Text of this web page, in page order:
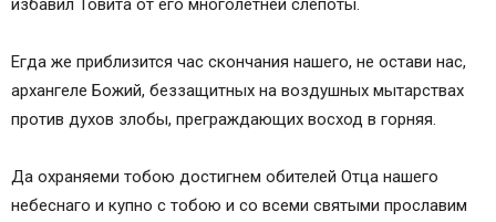
избавил Товита от его многолетней слепоты.
Егда же приблизится час скончания нашего, не остави нас,
архангеле Божий, беззащитных на воздушных мытарствах
против духов злобы, преграждающих восход в горняя.
Да охраняеми тобою достигнем обителей Отца нашего
небеснаго и купно с тобою и со всеми святыми прославим